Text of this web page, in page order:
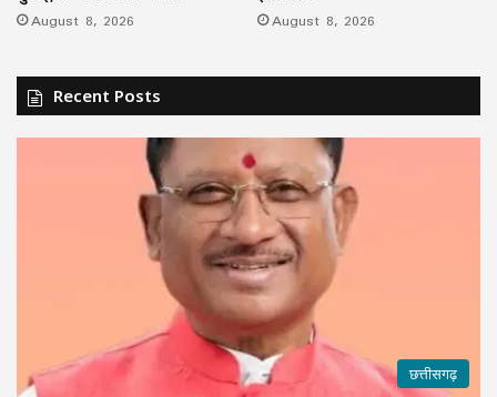
August 8, 2026 August 8, 2026
Recent Posts
छत्तीसगढ़